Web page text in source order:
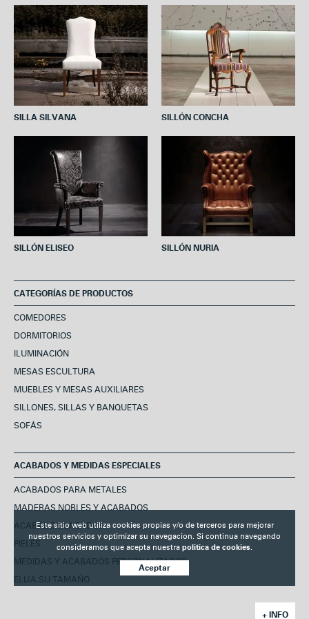
o
o
k
e
r
r
e
s
t
A
p
SILLA SILVANA SILLÓN CONCHA
SILLÓN ELISEO SILLÓN NURIA
CATEGORÍAS DE PRODUCTOS
COMEDORES
DORMITORIOS
ILUMINACIÓN
MESAS ESCULTURA
MUEBLES Y MESAS AUXILIARES
SILLONES, SILLAS Y BANQUETAS
SOFÁS
ACABADOS Y MEDIDAS ESPECIALES
ACABADOS PARA METALES
MADERAS NOBLES Y ACABADOS
ACABADOS LACADOS
PIELES
MEDIDAS Y ACABADOS PERSONALIZADOS
ELIJA SU TAMAÑO
+ INFO
Este sitio web utiliza cookies propias y/o de terceros para mejorar
nuestros servicios y optimizar su navegacion. Si continua navegando
consideramos que acepta nuestra politica de cookies.
Aceptar